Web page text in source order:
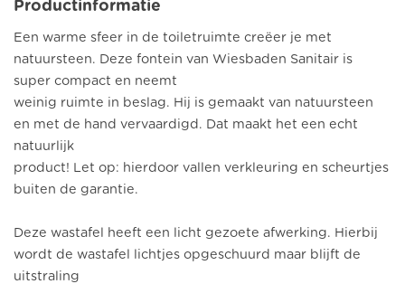
Productinformatie
Een warme sfeer in de toiletruimte creëer je met
natuursteen. Deze fontein van Wiesbaden Sanitair is
super compact en neemt
weinig ruimte in beslag. Hij is gemaakt van natuursteen
en met de hand vervaardigd. Dat maakt het een echt
natuurlijk
product! Let op: hierdoor vallen verkleuring en scheurtjes
buiten de garantie.
Deze wastafel heeft een licht gezoete afwerking. Hierbij
wordt de wastafel lichtjes opgeschuurd maar blijft de
uitstraling